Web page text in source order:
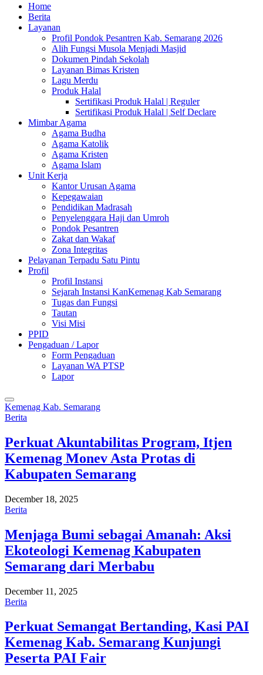
Home
Berita
Layanan
Profil Pondok Pesantren Kab. Semarang 2026
Alih Fungsi Musola Menjadi Masjid
Dokumen Pindah Sekolah
Layanan Bimas Kristen
Lagu Merdu
Produk Halal
Sertifikasi Produk Halal | Reguler
Sertifikasi Produk Halal | Self Declare
Mimbar Agama
Agama Budha
Agama Katolik
Agama Kristen
Agama Islam
Unit Kerja
Kantor Urusan Agama
Kepegawaian
Pendidikan Madrasah
Penyelenggara Haji dan Umroh
Pondok Pesantren
Zakat dan Wakaf
Zona Integritas
Pelayanan Terpadu Satu Pintu
Profil
Profil Instansi
Sejarah Instansi KanKemenag Kab Semarang
Tugas dan Fungsi
Tautan
Visi Misi
PPID
Pengaduan / Lapor
Form Pengaduan
Layanan WA PTSP
Lapor
Kemenag Kab. Semarang
Berita
Perkuat Akuntabilitas Program, Itjen
Kemenag Monev Asta Protas di
Kabupaten Semarang
December 18, 2025
Berita
Menjaga Bumi sebagai Amanah: Aksi
Ekoteologi Kemenag Kabupaten
Semarang dari Merbabu
December 11, 2025
Berita
Perkuat Semangat Bertanding, Kasi PAI
Kemenag Kab. Semarang Kunjungi
Peserta PAI Fair